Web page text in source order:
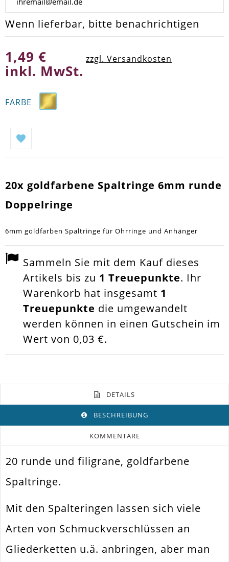
Wenn lieferbar, bitte benachrichtigen
1,49 €
inkl. MwSt.
zzgl. Versandkosten
FARBE
20x goldfarbene Spaltringe 6mm runde
Doppelringe
6mm goldfarben Spaltringe für Ohrringe und Anhänger
Sammeln Sie mit dem Kauf dieses
Artikels bis zu 1 Treuepunkte. Ihr
Warenkorb hat insgesamt 1
Treuepunkte die umgewandelt
werden können in einen Gutschein im
Wert von 0,03 €.
DETAILS
BESCHREIBUNG
KOMMENTARE
Farbe Gold
Funktion
Spezifikation Doppelring. Spaltring
Verwendung
Wechsel
Durchmesser
6mm
20 runde und filigrane, goldfarbene
Spaltringe.
Mit den Spalteringen lassen sich viele
Arten von Schmuckverschlüssen an
Gliederketten u.ä. anbringen, aber man